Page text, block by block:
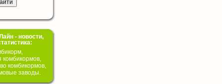
- новости,
комбикормов,
комбикормов,
заводы.